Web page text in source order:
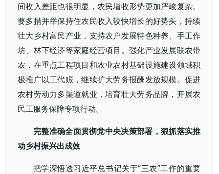
间收入差距也很明显，农民增收形势更加严峻复杂。
要多措并举保持住农民收入较快增长的好势头，持续
壮大乡村富民产业，支持农户发展特色种养、手工作
坊、林下经济等家庭经营项目。强化产业发展联农带
农，在重点工程项目和农业农村基础设施建设领域积
极推广以工代赈，继续扩大劳务报酬发放规模。促进
农村劳动力多渠道就业，培育壮大劳务品牌，开展农
民工服务保障专项行动。
完整准确全面贯彻党中央决策部署，狠抓落实推
动乡村振兴出成效
把学深悟透习近平总书记关于“三农”工作的重要